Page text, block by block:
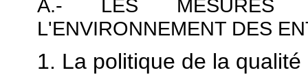
A.- LES MESURES
L'ENVIRONNEMENT DES
1. La politique de la qualité